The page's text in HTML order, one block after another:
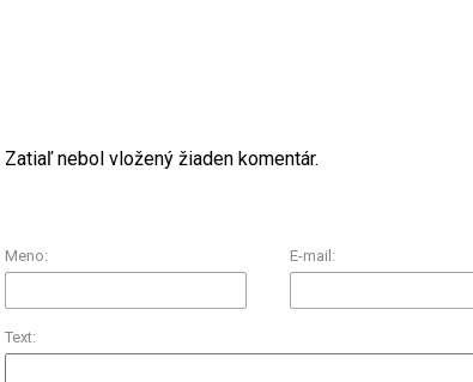
Zatiaľ nebol vložený žiaden komentár.
Meno: E-mail:
Text: